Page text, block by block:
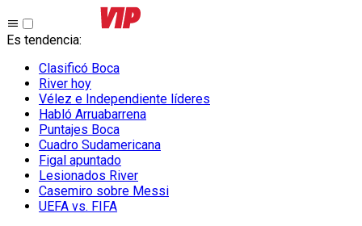
Es tendencia:
Clasificó Boca
River hoy
Vélez e Independiente líderes
Habló Arruabarrena
Puntajes Boca
Cuadro Sudamericana
Figal apuntado
Lesionados River
Casemiro sobre Messi
UEFA vs. FIFA